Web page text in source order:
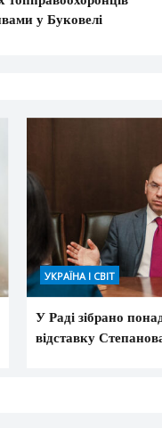
у Буковелі
УКРАЇНА І СВІТ
У Раді зібрано
відставку